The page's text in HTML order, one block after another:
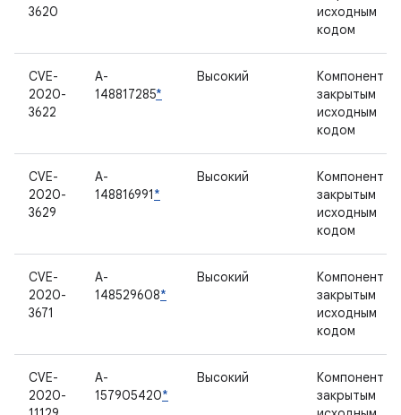
3620
исходным
кодом
CVE-
2020-
3622
A-
148817285*
Высокий
Компонент с
закрытым
исходным
кодом
CVE-
2020-
3629
A-
148816991*
Высокий
Компонент с
закрытым
исходным
кодом
CVE-
2020-
3671
A-
148529608*
Высокий
Компонент с
закрытым
исходным
кодом
CVE-
2020-
A-
157905420*
Высокий
Компонент с
закрытым